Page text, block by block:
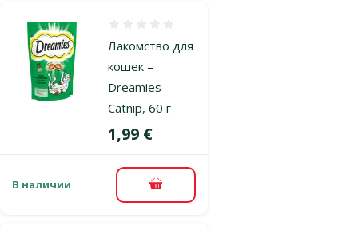
Лакомство для
кошек –
Dreamies
Catnip, 60 г
Цена
1,99 €
В наличии В корзину